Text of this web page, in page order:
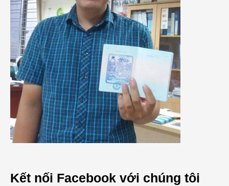
Kết nối Facebook với chúng tôi